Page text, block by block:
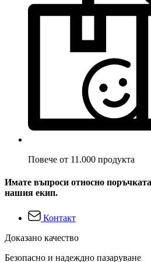
Повече от 11.000 продукта
Имате въпроси относно
нашия екип.
Контакт
Доказано качество
Безопасно и надеждно пазаруване